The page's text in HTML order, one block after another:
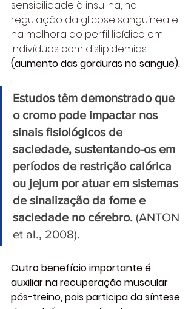
sensibilidade à insulina, na
regulação da glicose sanguínea e
na melhora do perfil lipídico em
indivíduos com dislipidemias
(aumento das gorduras no sangue).
Estudos têm demonstrado que
o cromo pode impactar nos
sinais fisiológicos de
saciedade, sustentando-os em
períodos de restrição calórica
ou jejum por atuar em sistemas
de sinalização da fome e
saciedade no cérebro. (ANTON
et al., 2008).
Outro benefício importante é
auxiliar na recuperação muscular
pós-treino, pois participa da síntese